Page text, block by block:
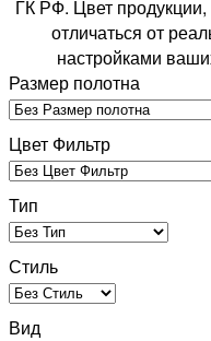
ГК РФ. Цвет
отличаться от
настройками
Размер полотна
Цвет Фильтр
Тип
Стиль
Вид